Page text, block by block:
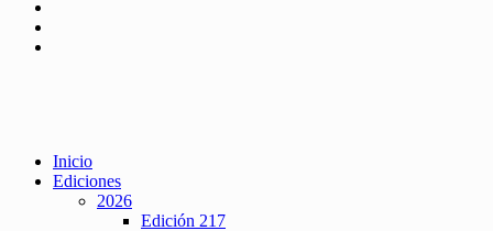
Inicio
Ediciones
2026
Edición 217